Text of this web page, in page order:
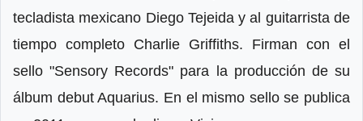
tecladista mexicano Diego Tejeida y al guitarrista de
tiempo completo Charlie Griffiths. Firman con el
sello "Sensory Records" para la producción de su
álbum debut Aquarius. En el mismo sello se publica